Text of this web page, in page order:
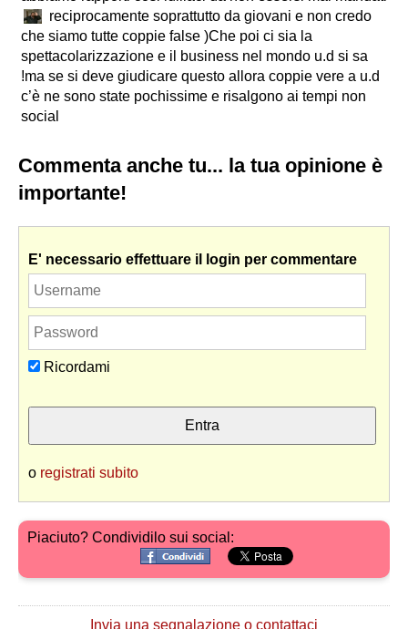
reciprocamente soprattutto da giovani e non credo
che siamo tutte coppie false )Che poi ci sia la
spettacolarizzazione e il business nel mondo u.d si sa
!ma se si deve giudicare questo allora coppie vere a u.d
c’è ne sono state pochissime e risalgono ai tempi non
social
Commenta anche tu... la tua opinione è
importante!
E' necessario effettuare il login per commentare
Ricordami
o registrati subito
Piaciuto? Condividilo sui social:
Invia una segnalazione o contattaci